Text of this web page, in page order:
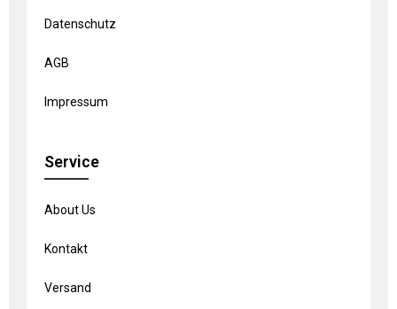
Datenschutz
AGB
Impressum
Service
About Us
Kontakt
Versand